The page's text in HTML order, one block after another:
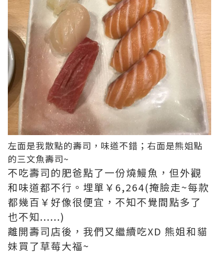
左面是我散點的壽司，味道不錯；右面是熊姐點
的三文魚壽司~
不吃壽司的肥爸點了一份燒鰻魚，但外觀
和味道都不行。埋單￥6,264(掩臉走~每款
都幾百￥好像很便宜，不知不覺間點多了
也不知......)
離開壽司店後，我們又繼續吃XD 熊姐和貓
妹買了草莓大福~